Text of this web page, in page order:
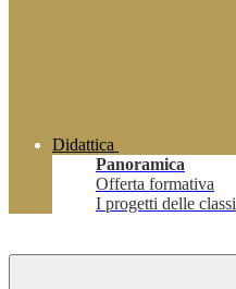
Didattica
Panoramica
Offerta formativa
I progetti delle classi